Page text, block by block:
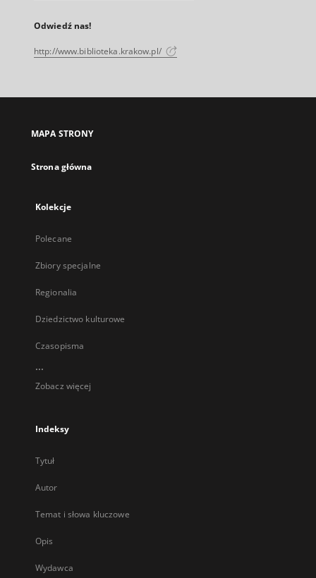
Odwiedź nas!
http://www.biblioteka.krakow.pl/
MAPA STRONY
Strona główna
Kolekcje
Polecane
Zbiory specjalne
Regionalia
Dziedzictwo kulturowe
Czasopisma
...
Zobacz więcej
Indeksy
Tytuł
Autor
Temat i słowa kluczowe
Opis
Wydawca